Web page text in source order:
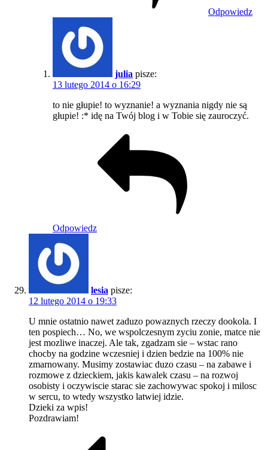
Odpowiedz
julia pisze:
13 lutego 2014 o 16:29
to nie głupie! to wyznanie! a wyznania nigdy nie są
głupie! :* idę na Twój blog i w Tobie się zauroczyć.
Odpowiedz
lesia pisze:
12 lutego 2014 o 19:33
U mnie ostatnio nawet zaduzo powaznych rzeczy dookola. I
ten pospiech… No, we wspolczesnym zyciu zonie, matce nie
jest mozliwe inaczej. Ale tak, zgadzam sie – wstac rano
chocby na godzine wczesniej i dzien bedzie na 100% nie
zmarnowany. Musimy zostawiac duzo czasu – na zabawe i
rozmowe z dzieckiem, jakis kawalek czasu – na rozwoj
osobisty i oczywiscie starac sie zachowywac spokoj i milosc
w sercu, to wtedy wszystko latwiej idzie.
Dzieki za wpis!
Pozdrawiam!